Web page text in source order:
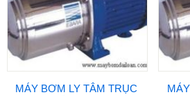
MÁY BƠM LY TÂM TRỤC